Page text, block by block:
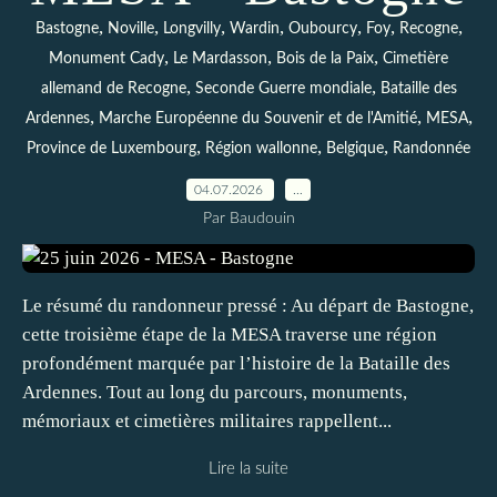
Bastogne, Noville, Longvilly, Wardin, Oubourcy, Foy, Recogne,
Monument Cady, Le Mardasson, Bois de la Paix, Cimetière
allemand de Recogne, Seconde Guerre mondiale, Bataille des
Ardennes, Marche Européenne du Souvenir et de l'Amitié, MESA,
Province de Luxembourg, Région wallonne, Belgique, Randonnée
04.07.2026
Par Baudouin
Le résumé du randonneur pressé : Au départ de Bastogne,
cette troisième étape de la MESA traverse une région
profondément marquée par l’histoire de la Bataille des
Ardennes. Tout au long du parcours, monuments,
mémoriaux et cimetières militaires rappellent...
Lire la suite